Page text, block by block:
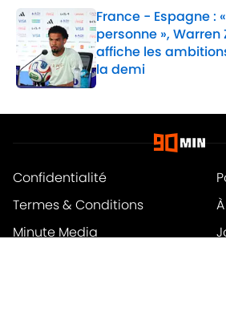
France - Espagne :
personne »,
affiche les
la demi
Published by on Invalid
Confidentialité
Termes & Conditions
Minute Media